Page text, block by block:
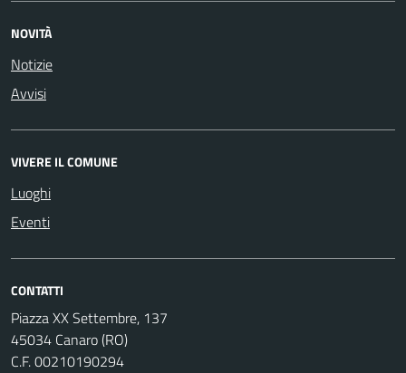
NOVITÀ
Notizie
Avvisi
VIVERE IL COMUNE
Luoghi
Eventi
CONTATTI
Piazza XX Settembre, 137
45034 Canaro (RO)
C.F. 00210190294